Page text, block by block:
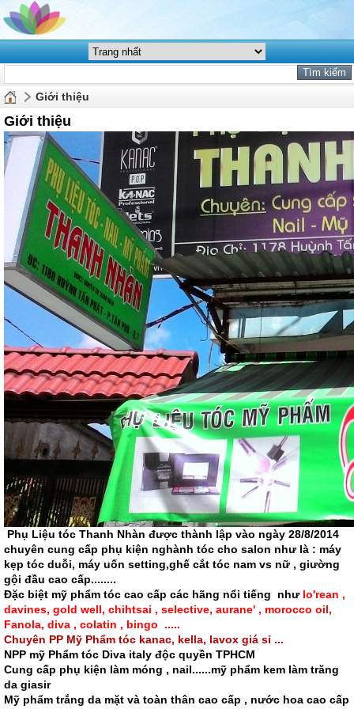
Giới thiệu
Giới thiệu
Phụ Liệu tóc Thanh Nhàn được thành lập vào ngày 28/8/2014
chuyên cung cấp phụ kiện nghành tóc cho salon như là : máy
kẹp tóc duỗi, máy uốn setting,ghế cắt tóc nam vs nữ , giường
gội đầu cao cấp........
Đặc biệt mỹ phẩm tóc cao cấp các hãng nổi tiếng như lo'rean ,
davines, gold well, chihtsai , selective, aurane' , morocco oil,
Fanola, diva , colatin , bingo .....
Chuyên PP Mỹ Phẩm tóc kanac, kella, lavox giá sỉ ...
NPP mỹ Phẩm tóc Diva italy độc quyền TPHCM
Cung cấp phụ kiện làm móng , nail......mỹ phẩm kem làm trăng
da giasir
Mỹ phẩm trắng da mặt và toàn thân cao cấp , nước hoa cao cấp